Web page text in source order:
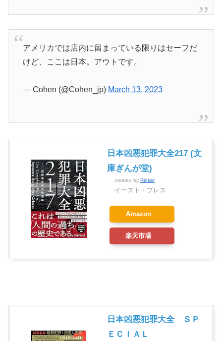
アメリカでは店内に留まっている限りはセーフだ
けど、ここは日本。アウトです。
— Cohen (@Cohen_jp) March 13, 2023
日本凶悪犯罪大全217 (文
庫ぎんが堂)
created by Rinker
イースト・プレス
Amazon
楽天市場
日本凶悪犯罪大全 ＳＰ
ＥＣＩＡＬ